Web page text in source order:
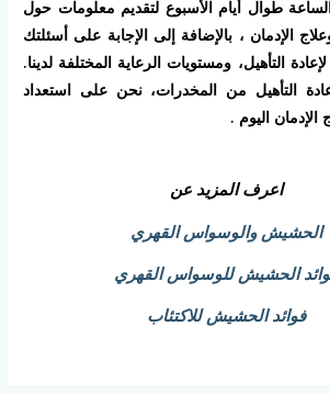
طوال أيام الأسبوع لتقديم معلومات حول
الإدمان ، بالإضافة إلى الإجابة على أسئلتك
التأهيل، ومستويات الرعاية المختلفة لدينا.
التأهيل من المخدرات، نحن على استعداد
اليوم .
اعرف المزيد عن
الحشيش والوسواس القهري
الحشيش للوسواس القهري
فوائد الحشيش للاكتئاب